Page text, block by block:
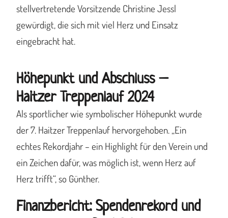
stellvertretende Vorsitzende Christine Jessl
gewürdigt, die sich mit viel Herz und Einsatz
eingebracht hat.
Höhepunkt und Abschluss –
Haitzer Treppenlauf 2024
Als sportlicher wie symbolischer Höhepunkt wurde
der 7. Haitzer Treppenlauf hervorgehoben. „Ein
echtes Rekordjahr – ein Highlight für den Verein und
ein Zeichen dafür, was möglich ist, wenn Herz auf
Herz trifft“, so Günther.
Finanzbericht: Spendenrekord und